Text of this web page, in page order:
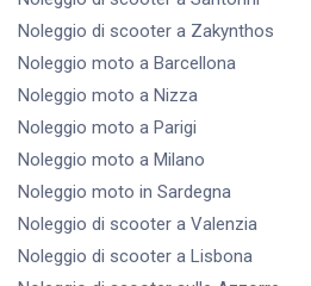
Noleggio di scooter a Zakynthos
Noleggio moto a Barcellona
Noleggio moto a Nizza
Noleggio moto a Parigi
Noleggio moto a Milano
Noleggio moto in Sardegna
Noleggio di scooter a Valenzia
Noleggio di scooter a Lisbona